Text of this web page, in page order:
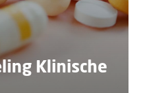
Klinische